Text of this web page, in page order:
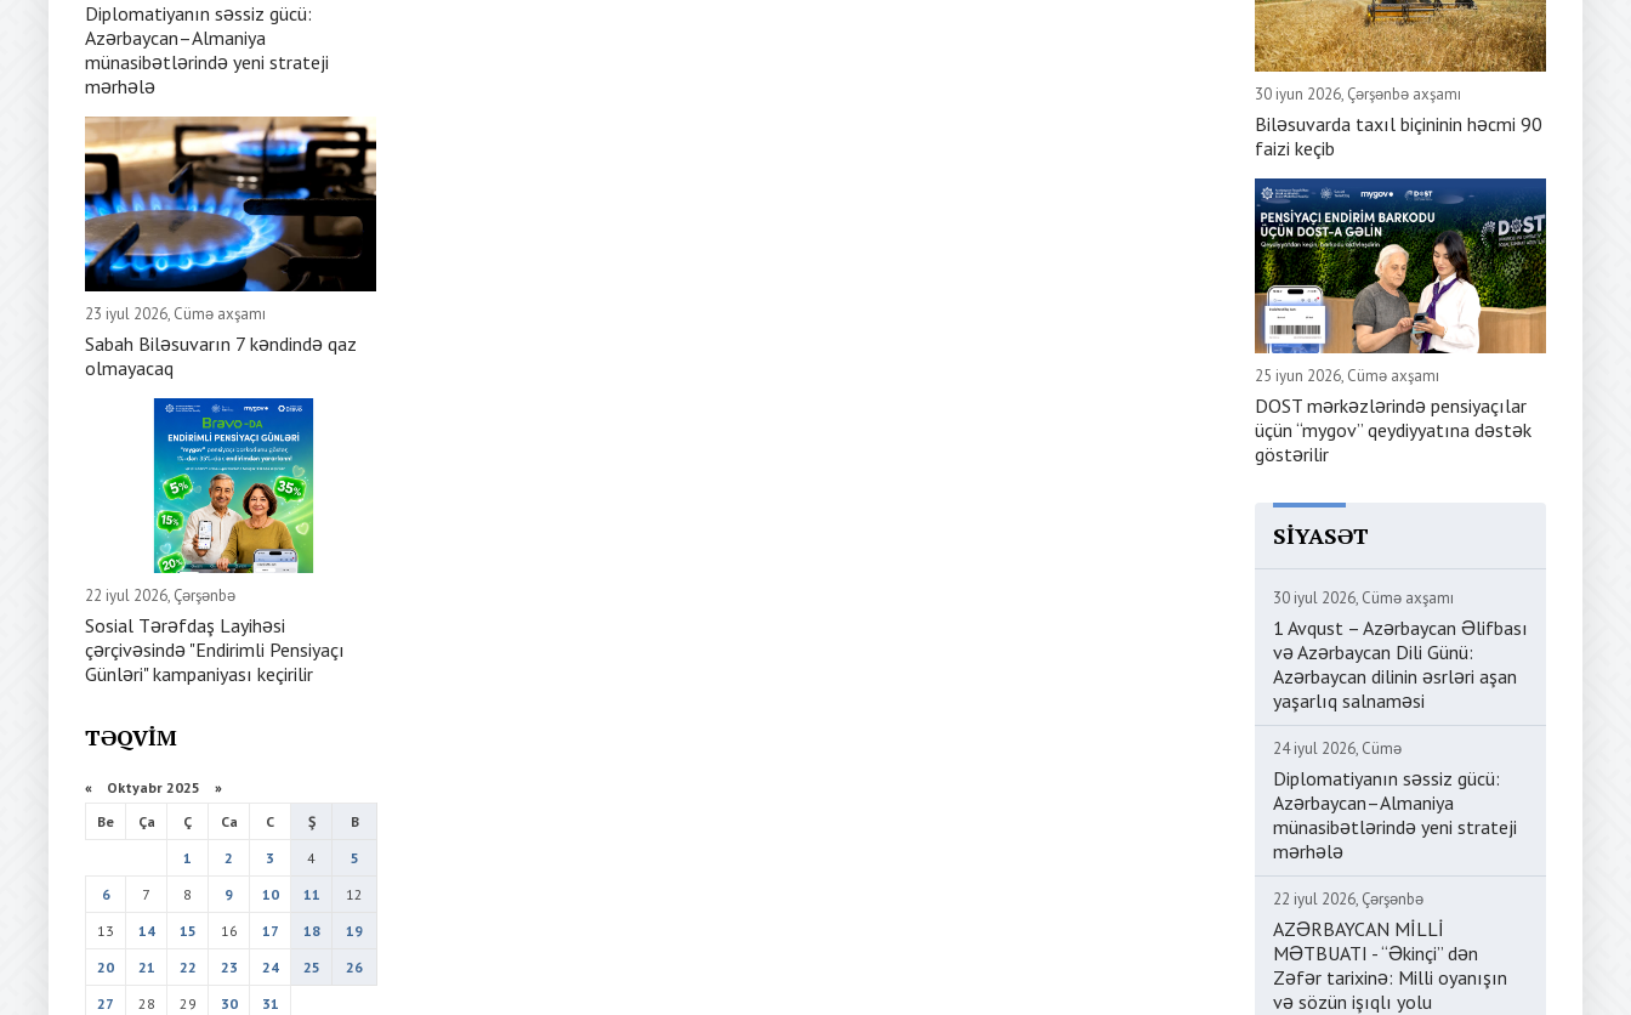
Diplomatiyanın səssiz gücü:
Azərbaycan–Almaniya
münasibətlərində yeni strateji
mərhələ
23 iyul 2026, Cümə axşamı
Sabah Biləsuvarın 7 kəndində qaz
olmayacaq
22 iyul 2026, Çərşənbə
Sosial Tərəfdaş Layihəsi
çərçivəsində "Endirimli Pensiyaçı
Günləri" kampaniyası keçirilir
TƏQVIM
« Oktyabr 2025 »
Be
Ça Ç Ca C Ş
B
1
2 3 4
5
6
7 8 9 10 11
12
13
14 15 16 17 18
19
20
21 22 23 24 25
26
27
28 29 30 31
30 iyun 2026, Çərşənbə axşamı
Biləsuvarda taxıl biçininin həcmi 90
faizi keçib
25 iyun 2026, Cümə axşamı
DOST mərkəzlərində pensiyaçılar
üçün “mygov” qeydiyyatına dəstək
göstərilir
SIYASƏT
30 iyul 2026, Cümə axşamı
1 Avqust – Azərbaycan Əlifbası
və Azərbaycan Dili Günü:
Azərbaycan dilinin əsrləri aşan
yaşarlıq salnaməsi
24 iyul 2026, Cümə
Diplomatiyanın səssiz gücü:
Azərbaycan–Almaniya
münasibətlərində yeni strateji
mərhələ
22 iyul 2026, Çərşənbə
AZƏRBAYCAN MİLLİ
MƏTBUATI - “Əkinçi” dən
Zəfər tarixinə: Milli oyanışın
və sözün işıqlı yolu